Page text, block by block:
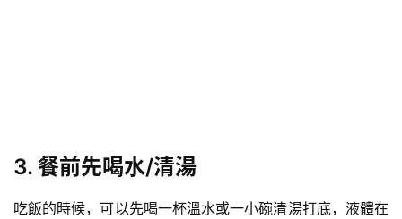
3. 餐前先喝水/清湯
吃飯的時候，可以先喝一杯溫水或一小碗清湯打底，液體在